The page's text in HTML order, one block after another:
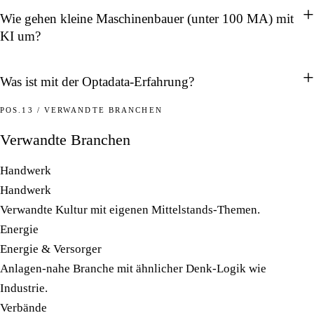
Wie gehen kleine Maschinenbauer (unter 100 MA) mit
KI um?
Was ist mit der Optadata-Erfahrung?
POS.13 / VERWANDTE BRANCHEN
Verwandte Branchen
Handwerk
Handwerk
Verwandte Kultur mit eigenen Mittelstands-Themen.
Energie
Energie & Versorger
Anlagen-nahe Branche mit ähnlicher Denk-Logik wie
Industrie.
Verbände